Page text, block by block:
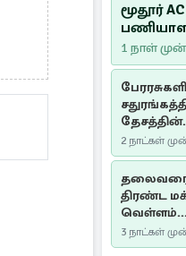
மூதூர்
20
பேரவலம்
1 நாள் முன்
தேசத்தின்
சுதுமலை
ஒரு
2 நாட்கள்
திரண்ட
வெள்ளம்...
3 நாட்கள்